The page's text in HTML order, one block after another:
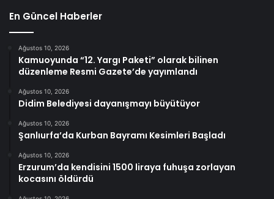
En Güncel Haberler
Ağustos 10, 2026
Kamuoyunda “12. Yargı Paketi” olarak bilinen
düzenleme Resmi Gazete’de yayımlandı
Ağustos 10, 2026
Didim Belediyesi dayanışmayı büyütüyor
Ağustos 10, 2026
Şanlıurfa’da Kurban Bayramı Kesimleri Başladı
Ağustos 10, 2026
Erzurum’da kendisini 1500 liraya fuhuşa zorlayan
kocasını öldürdü